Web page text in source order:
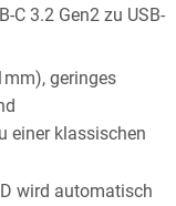
C 3.2 Gen2 zu USB-
geringes
einer klassischen
wird automatisch